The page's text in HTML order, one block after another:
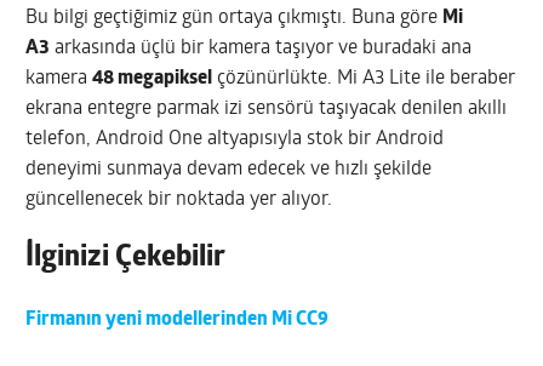
Bu bilgi geçtiğimiz gün ortaya çıkmıştı. Buna göre Mi
A3 arkasında üçlü bir kamera taşıyor ve buradaki ana
kamera48 megapiksel çözünürlükte. Mi A3 Lite ile beraber
ekrana entegre parmak izi sensörü taşıyacak denilen akıllı
telefon, Android One altyapısıyla stok bir Android
deneyimi sunmaya devam edecek ve hızlı şekilde
güncellenecek bir noktada yer alıyor.
İlginizi Çekebilir
Firmanın yeni modellerinden Mi CC9